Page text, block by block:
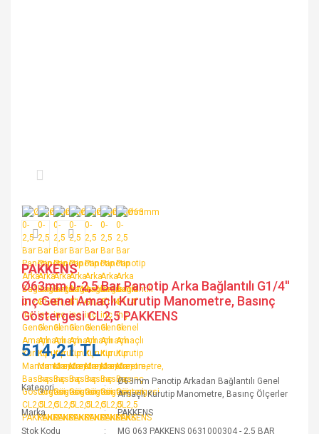
PAKKENS
Ø63mm 0-2,5 Bar Panotip Arka Bağlantılı G1/4''
inç Genel Amaçlı Kurutip Manometre, Basınç
Göstergesi CL2,5 PAKKENS
514,21 TL
Kategori
Ø63mm Panotip Arkadan Bağlantılı Genel
Amaçlı Kurutip Manometre, Basınç Ölçerler
Marka
PAKKENS
Stok Kodu
MG 063 PAKKENS 0631000304 - 2,5 BAR